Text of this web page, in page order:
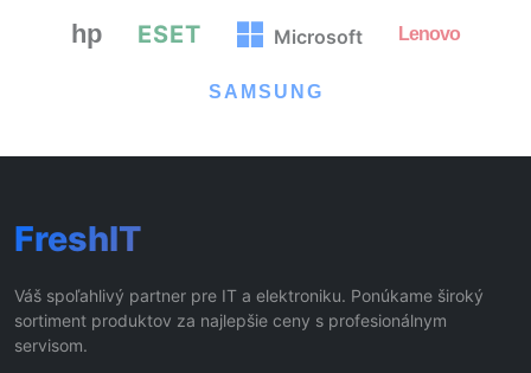
hp ESET Microsoft Lenovo
SAMSUNG
FreshIT
Váš spoľahlivý partner pre IT a elektroniku. Ponúkame široký
sortiment produktov za najlepšie ceny s profesionálnym
servisom.